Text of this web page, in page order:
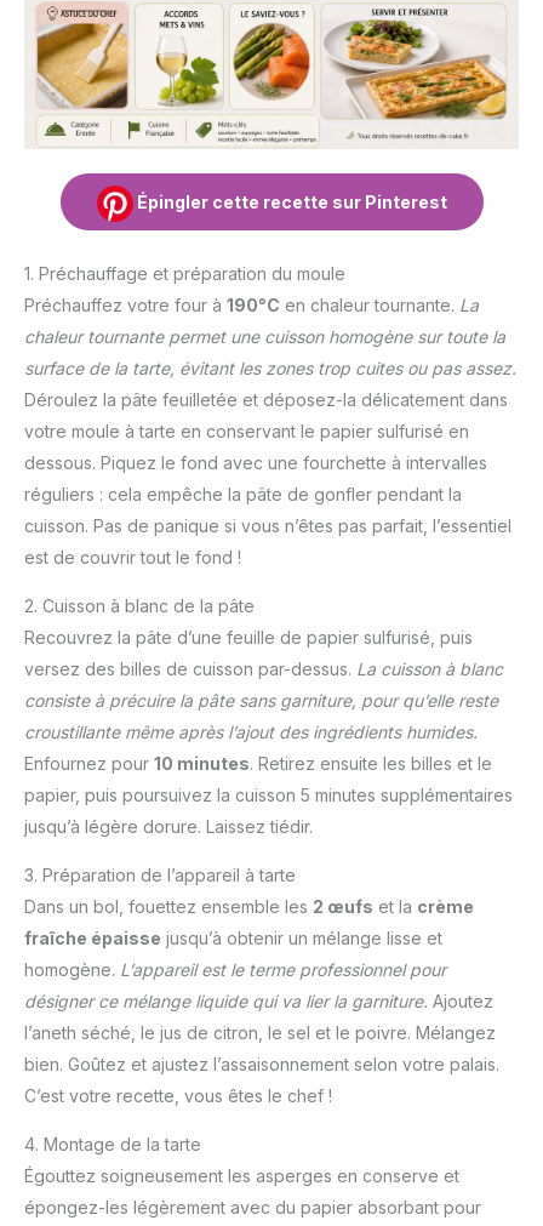
Épingler cette recette sur Pinterest
1. Préchauffage et préparation du moule
Préchauffez votre four à 190°C en chaleur tournante. La
chaleur tournante permet une cuisson homogène sur toute la
surface de la tarte, évitant les zones trop cuites ou pas assez.
Déroulez la pâte feuilletée et déposez-la délicatement dans
votre moule à tarte en conservant le papier sulfurisé en
dessous. Piquez le fond avec une fourchette à intervalles
réguliers : cela empêche la pâte de gonfler pendant la
cuisson. Pas de panique si vous n’êtes pas parfait, l’essentiel
est de couvrir tout le fond !
2. Cuisson à blanc de la pâte
Recouvrez la pâte d’une feuille de papier sulfurisé, puis
versez des billes de cuisson par-dessus. La cuisson à blanc
consiste à précuire la pâte sans garniture, pour qu’elle reste
croustillante même après l’ajout des ingrédients humides.
Enfournez pour 10 minutes. Retirez ensuite les billes et le
papier, puis poursuivez la cuisson 5 minutes supplémentaires
jusqu’à légère dorure. Laissez tiédir.
3. Préparation de l’appareil à tarte
Dans un bol, fouettez ensemble les 2 œufs et la crème
fraîche épaisse jusqu’à obtenir un mélange lisse et
homogène. L’appareil est le terme professionnel pour
désigner ce mélange liquide qui va lier la garniture. Ajoutez
l’aneth séché, le jus de citron, le sel et le poivre. Mélangez
bien. Goûtez et ajustez l’assaisonnement selon votre palais.
C’est votre recette, vous êtes le chef !
4. Montage de la tarte
Égouttez soigneusement les asperges en conserve et
épongez-les légèrement avec du papier absorbant pour